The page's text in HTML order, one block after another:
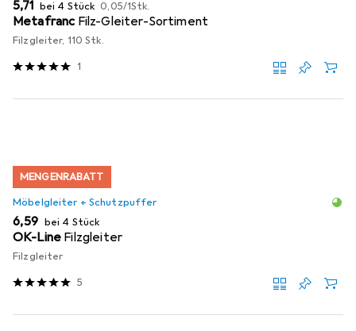
EUR
5,71 bei 4 Stück 0,05/1Stk.
Metafranc Filz-Gleiter-Sortiment
Filzgleiter, 110 Stk.
1
MENGENRABATT
Möbelgleiter + Schutzpuffer
EUR
6,59 bei 4 Stück
OK-Line Filzgleiter
Filzgleiter
5